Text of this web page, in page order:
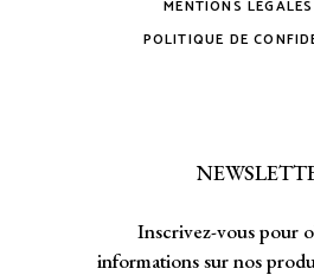
MENTIONS
POLITIQUE DE
Inscrivez-vous pour
informations sur nos